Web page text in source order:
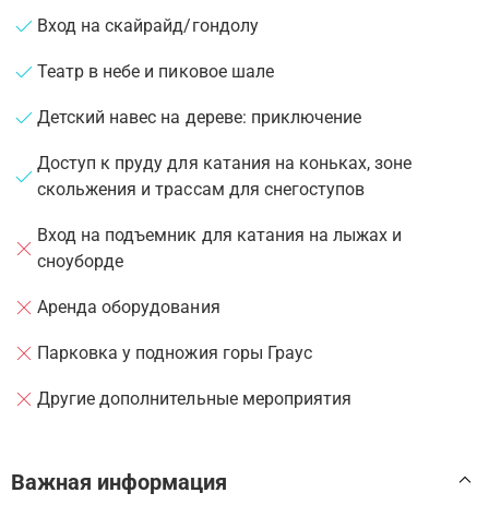
Вход на скайрайд/гондолу
Театр в небе и пиковое шале
Детский навес на дереве: приключение
Доступ к пруду для катания на коньках, зоне
скольжения и трассам для снегоступов
Вход на подъемник для катания на лыжах и
сноуборде
Аренда оборудования
Парковка у подножия горы Граус
Другие дополнительные мероприятия
Важная информация